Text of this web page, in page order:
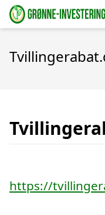
https://